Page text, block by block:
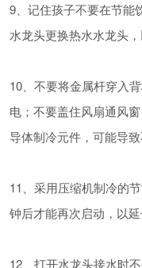
9、记住孩子不要在节能
水龙头更换热水水龙头，
10、不要将金属杆穿入
电；不要盖住风扇通风
导体制冷元件，可能导致
11、采用压缩机制冷的
钟后才能再次启动，以延
12、打开水龙头接水时